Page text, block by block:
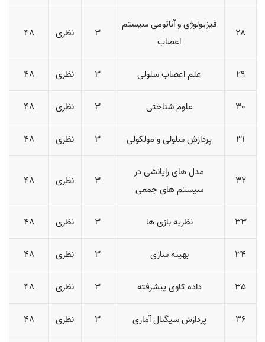
28
فیزیولوژی و آناتومی سیستم
اعصاب
3 نظری 48
29 علم اعصاب سلولی 3 نظری 48
30 علوم شناختی 3 نظری 48
31 پردازش سلولی و مولکولی 3 نظری 48
32
مدل های رایانشی در
سیستم های جمعی
3 نظری 48
33 نظریه بازی ها 3 نظری 48
34 بهینه سازی 3 نظری 48
35 داده کاوی پیشرفته 3 نظری 48
36 پردازش سیگنال آماری 3 نظری 48